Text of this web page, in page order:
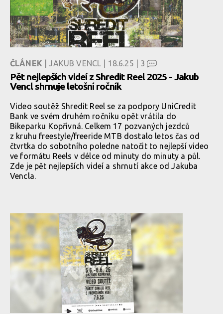
ČLÁNEK | JAKUB VENCL | 18.6.25 | 3
Pět nejlepších videí z Shredit Reel 2025 - Jakub
Vencl shrnuje letošní ročník
Video soutěž Shredit Reel se za podpory UniCredit
Bank ve svém druhém ročníku opět vrátila do
Bikeparku Kopřivná. Celkem 17 pozvaných jezdců
z kruhu freestyle/freeride MTB dostalo letos čas od
čtvrtka do sobotního poledne natočit to nejlepší video
ve formátu Reels v délce od minuty do minuty a půl.
Zde je pět nejlepších videí a shrnutí akce od Jakuba
Vencla.